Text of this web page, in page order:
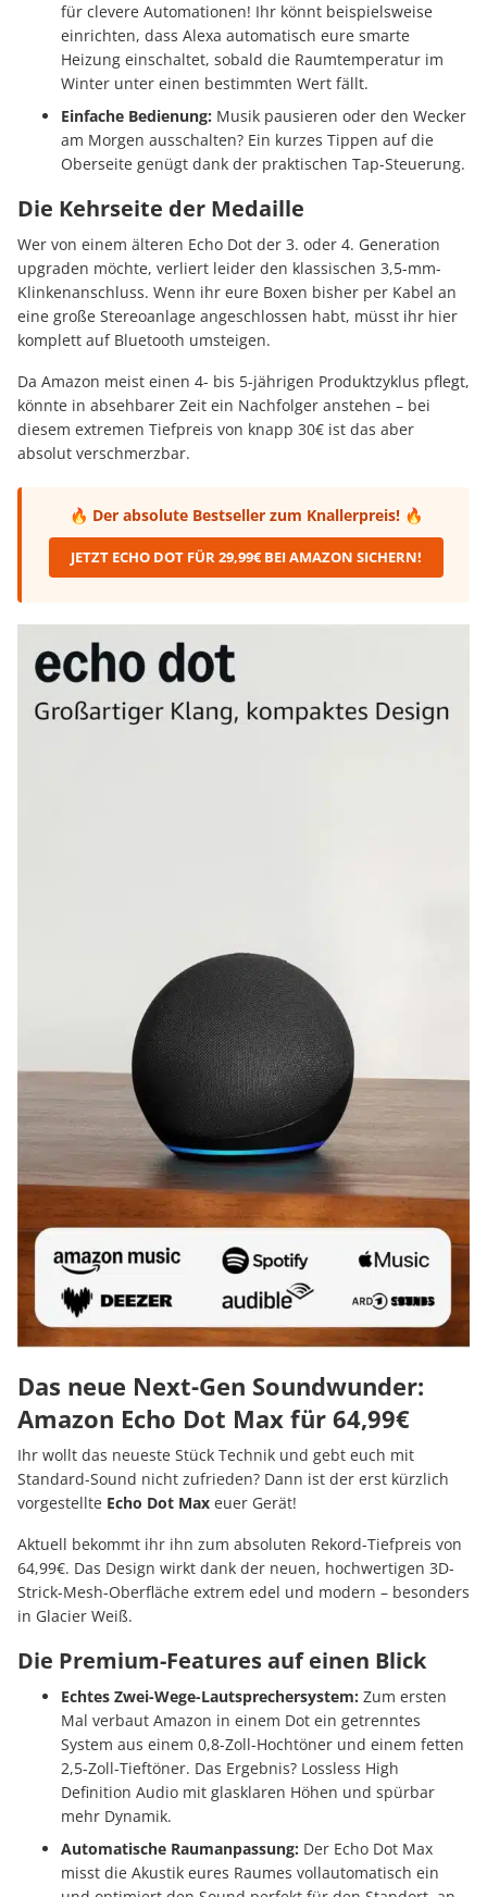
für clevere Automationen! Ihr könnt beispielsweise
einrichten, dass Alexa automatisch eure smarte
Heizung einschaltet, sobald die Raumtemperatur im
Winter unter einen bestimmten Wert fällt.
Einfache Bedienung: Musik pausieren oder den Wecker
am Morgen ausschalten? Ein kurzes Tippen auf die
Oberseite genügt dank der praktischen Tap-Steuerung.
Die Kehrseite der Medaille
Wer von einem älteren Echo Dot der 3. oder 4. Generation
upgraden möchte, verliert leider den klassischen 3,5-mm-
Klinkenanschluss. Wenn ihr eure Boxen bisher per Kabel an
eine große Stereoanlage angeschlossen habt, müsst ihr hier
komplett auf Bluetooth umsteigen.
Da Amazon meist einen 4- bis 5-jährigen Produktzyklus pflegt,
könnte in absehbarer Zeit ein Nachfolger anstehen – bei
diesem extremen Tiefpreis von knapp 30€ ist das aber
absolut verschmerzbar.
🔥 Der absolute Bestseller zum Knallerpreis! 🔥
JETZT ECHO DOT FÜR 29,99€ BEI AMAZON SICHERN!
Das neue Next-Gen Soundwunder:
Amazon Echo Dot Max für 64,99€
Ihr wollt das neueste Stück Technik und gebt euch mit
Standard-Sound nicht zufrieden? Dann ist der erst kürzlich
vorgestellte Echo Dot Max euer Gerät!
Aktuell bekommt ihr ihn zum absoluten Rekord-Tiefpreis von
64,99€. Das Design wirkt dank der neuen, hochwertigen 3D-
Strick-Mesh-Oberfläche extrem edel und modern – besonders
in Glacier Weiß.
Die Premium-Features auf einen Blick
Echtes Zwei-Wege-Lautsprechersystem: Zum ersten
Mal verbaut Amazon in einem Dot ein getrenntes
System aus einem 0,8-Zoll-Hochtöner und einem fetten
2,5-Zoll-Tieftöner. Das Ergebnis? Lossless High
Definition Audio mit glasklaren Höhen und spürbar
mehr Dynamik.
Automatische Raumanpassung: Der Echo Dot Max
misst die Akustik eures Raumes vollautomatisch ein